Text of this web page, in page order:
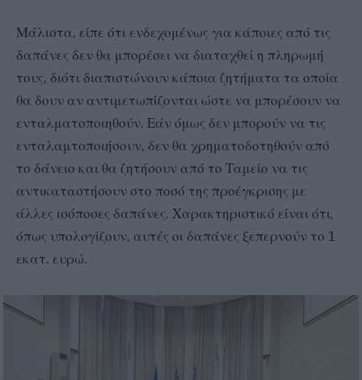
Μάλιστα, είπε ότι ενδεχομένως για κάποιες από τις
δαπάνες δεν θα μπορέσει να διαταχθεί η πληρωμή
τους, διότι διαπιστώνουν κάποια ζητήματα τα οποία
θα δουν αν αντιμετωπίζονται ώστε να μπορέσουν να
ενταλματοποιηθούν. Εάν όμως δεν μπορούν να τις
ενταλαμτοποιήσουν, δεν θα χρηματοδοτηθούν από
το δάνειο και θα ζητήσουν από το Ταμείο να τις
αντικαταστήσουν στο ποσό της προέγκρισης με
άλλες ισόποσες δαπάνες. Χαρακτηριστικό είναι ότι,
όπως υπολογίζουν, αυτές οι δαπάνες ξεπερνούν το 1
εκατ. ευρώ.